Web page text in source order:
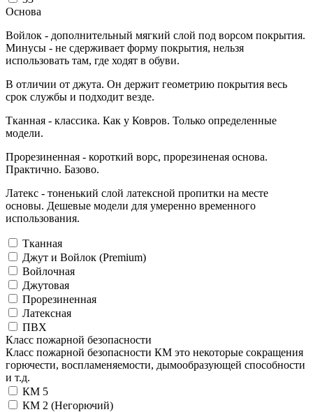
Основа
Войлок - дополнительный мягкий слой под ворсом покрытия.
Минусы - не сдерживает форму покрытия, нельзя
использовать там, где ходят в обуви.
В отличии от джута. Он держит геометрию покрытия весь
срок службы и подходит везде.
Тканная - классика. Как у Ковров. Только определенные
модели.
Прорезиненная - короткий ворс, прорезиненая основа.
Практично. Базово.
Латекс - тоненький слой латексной пропитки на месте
основы. Дешевые модели для умеренно временного
использования.
Тканная
Джут и Войлок (Premium)
Войлочная
Джутовая
Прорезиненная
Латексная
ПВХ
Класс пожарной безопасности
Класс пожарной безопасности КМ это некоторые сокращения
горючести, воспламеняемости, дымообразующей способности
и т.д.
КМ 5
КМ 2 (Негорючий)